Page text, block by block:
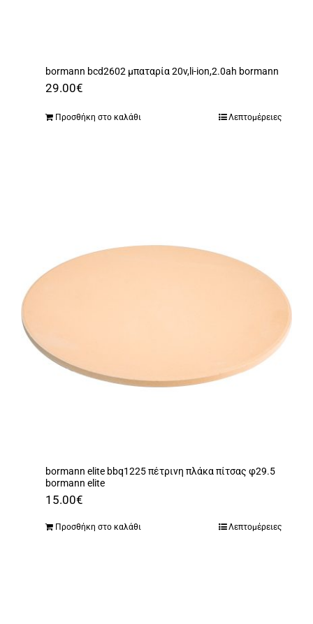
bormann bcd2602 μπαταρία 20v,li-ion,2.0ah bormann
29.00€
Προσθήκη στο καλάθι Λεπτομέρειες
bormann elite bbq1225 πέτρινη πλάκα πίτσας φ29.5
bormann elite
15.00€
Προσθήκη στο καλάθι Λεπτομέρειες